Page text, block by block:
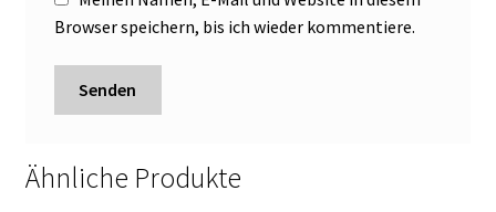
Browser speichern, bis ich wieder kommentiere.
Ähnliche Produkte